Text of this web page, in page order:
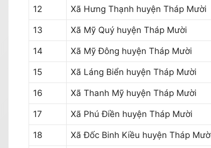
12 Xã Hưng Thạnh huyện Tháp Mười
13 Xã Mỹ Quý huyện Tháp Mười
14 Xã Mỹ Đông huyện Tháp Mười
15 Xã Láng Biển huyện Tháp Mười
16 Xã Thanh Mỹ huyện Tháp Mười
17 Xã Phú Điền huyện Tháp Mười
18 Xã Đốc Binh Kiều huyện Tháp